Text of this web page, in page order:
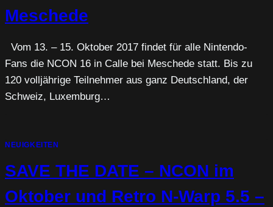
Meschede
Vom 13. – 15. Oktober 2017 findet für alle Nintendo-
Fans die NCON 16 in Calle bei Meschede statt. Bis zu
120 volljährige Teilnehmer aus ganz Deutschland, der
Schweiz, Luxemburg…
NEUIGKEITEN
SAVE THE DATE – NCON im
Oktober und Retro N-Warp 5.5 –